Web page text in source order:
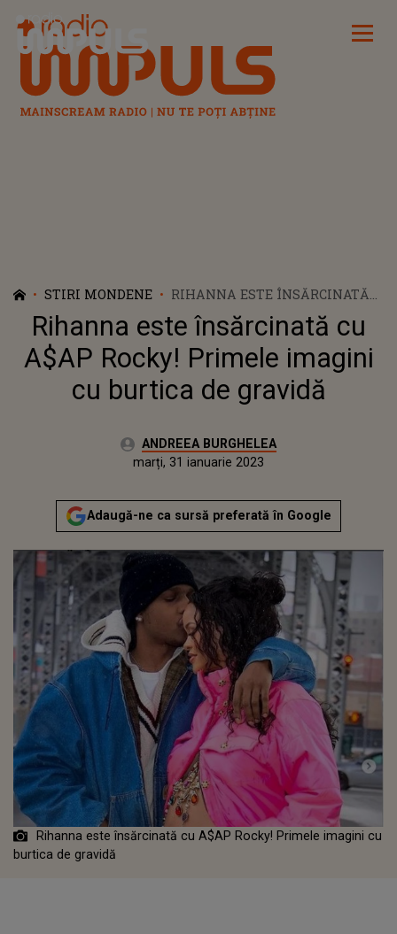
Radio Impuls
STIRI MONDENE
RIHANNA ESTE ÎNSĂRCINATĂ
CU A$AP ROCKY! PRIMELE
IMAGINI CU BURTICA DE
GRAVIDĂ
Rihanna este însărcinată cu
A$AP Rocky! Primele imagini
cu burtica de gravidă
Autor:ANDREEA BURGHELEA
Actualizat:
marți, 31 ianuarie 2023
Adaugă-ne ca sursă preferată în Google
Rihanna este însărcinată cu A$AP Rocky! Primele imagini cu
burtica de gravidă